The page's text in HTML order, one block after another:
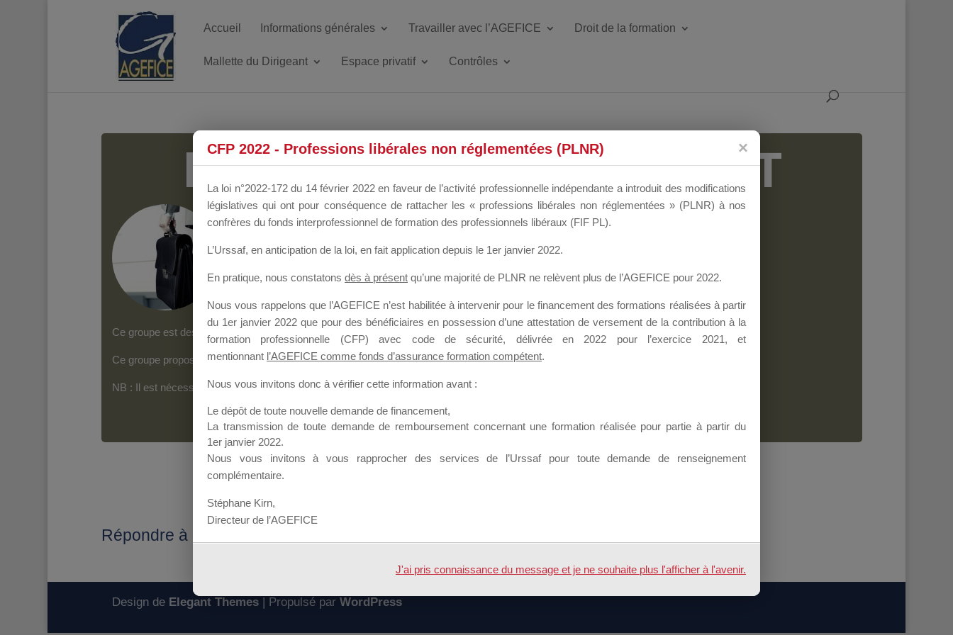
Accueil Informations générales Travailler avec l’AGEFICE Droit de la formation
Mallette du Dirigeant Espace privatif Contrôles
MALLETTE DU DIRIGEANT
Groupe Public il y a un mois
Ce groupe est destiné aux Organismes de Formation qui souhaitent répondre à l’Appel à Propositions Mallette du Dirigeant.
Ce groupe propose un forum dédié au support sur lequel il est possible de laisser un message ou poser une question.
NB : Il est nécessaire d’êtreinscrit(e)pour pouvoir rejoindre ce groupe
Répondre à : Réponse candidature "Mallette du Dirigeant" 2018
Design de Elegant Themes| Propulsé par WordPress
CFP 2022 - Professions libérales non réglementées (PLNR)
La loi n°2022-172 du 14 février 2022 en faveur de l’activité professionnelle indépendante a introduit des modifications
législatives qui ont pour conséquence de rattacher les « professions libérales non réglementées » (PLNR) à nos
confrères du fonds interprofessionnel de formation des professionnels libéraux (FIF PL).
L’Urssaf, en anticipation de la loi, en fait application depuis le 1er janvier 2022.
En pratique, nous constatons dès à présent qu’une majorité de PLNR ne relèvent plus de l’AGEFICE pour 2022.
Nous vous rappelons que l’AGEFICE n’est habilitée à intervenir pour le financement des formations réalisées à partir
du 1er janvier 2022 que pour des bénéficiaires en possession d’une attestation de versement de la contribution à la
formation professionnelle (CFP) avec code de sécurité, délivrée en 2022 pour l’exercice 2021, et
mentionnant l’AGEFICE comme fonds d’assurance formation compétent.
Nous vous invitons donc à vérifier cette information avant :
Le dépôt de toute nouvelle demande de financement,
La transmission de toute demande de remboursement concernant une formation réalisée pour partie à partir du
1er janvier 2022.
Nous vous invitons à vous rapprocher des services de l’Urssaf pour toute demande de renseignement
complémentaire.
Stéphane Kirn,
Directeur de l’AGEFICE
J'ai pris connaissance du message et je ne souhaite plus l'afficher à l'avenir.